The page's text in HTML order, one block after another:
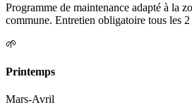
Programme de maintenance adapté à la
commune. Entretien obligatoire tous les
🌱
Printemps
Mars-Avril